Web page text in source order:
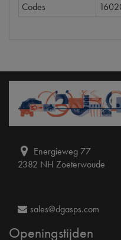
Codes
Energieweg 77
2382 NH Zoeterwoude
sales@dgasps.com
Openingstijden